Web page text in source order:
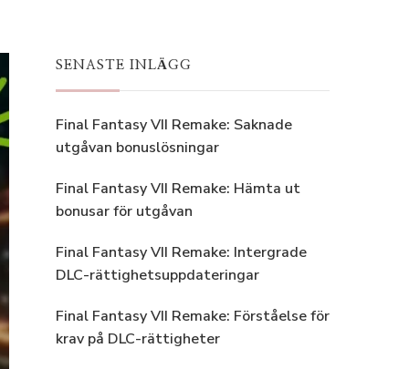
SENASTE INLÄGG
Final Fantasy VII Remake: Saknade
utgåvan bonuslösningar
Final Fantasy VII Remake: Hämta ut
bonusar för utgåvan
Final Fantasy VII Remake: Intergrade
DLC-rättighetsuppdateringar
Final Fantasy VII Remake: Förståelse för
krav på DLC-rättigheter